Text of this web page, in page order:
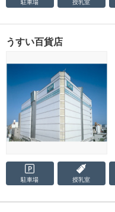
駐車場 授乳室
うすい百貨店
駐車場 授乳室